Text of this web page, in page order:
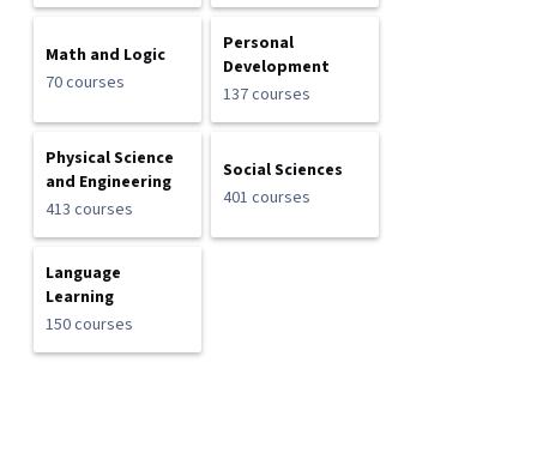
Math and Logic
70 courses
Personal
Development
137 courses
Physical Science
and Engineering
413 courses
Social Sciences
401 courses
Language
Learning
150 courses